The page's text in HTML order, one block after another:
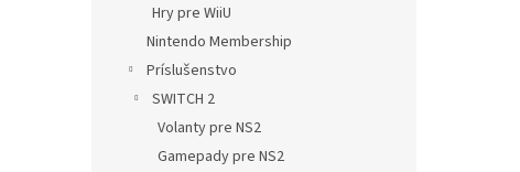
Hry pre WiiU
Nintendo Membership
Príslušenstvo
SWITCH 2
Volanty pre NS2
Gamepady pre NS2